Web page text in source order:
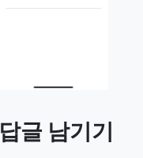
답글 남기기